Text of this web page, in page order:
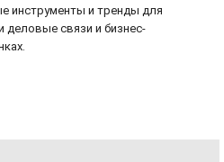
инструменты и тренды для
деловые связи и бизнес-